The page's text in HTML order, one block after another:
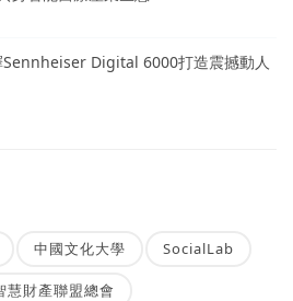
Digital 6000打造震撼動人
中國文化大學 SocialLab
慧財產聯盟總會